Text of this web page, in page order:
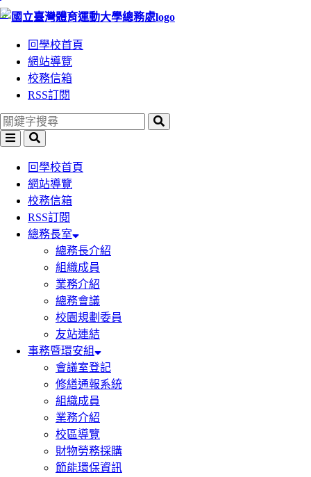
跳
區
塊
跳
區
塊
:::
回學校首頁
網站導覽
校務信箱
RSS訂閱
回學校首頁
網站導覽
校務信箱
RSS訂閱
總務長室
總務長介紹
組織成員
業務介紹
總務會議
校園規劃委員
友站連結
事務暨環安組
會議室登記
修繕通報系統
組織成員
業務介紹
校區導覽
財物勞務採購
節能環保資訊